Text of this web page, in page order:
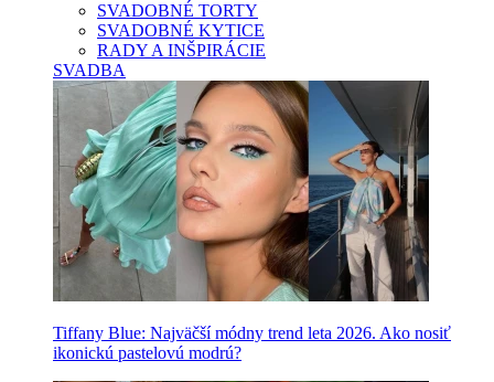
SVADOBNÉ TORTY
SVADOBNÉ KYTICE
RADY A INŠPIRÁCIE
SVADBA
Tiffany Blue: Najväčší módny trend leta 2026. Ako nosiť
ikonickú pastelovú modrú?